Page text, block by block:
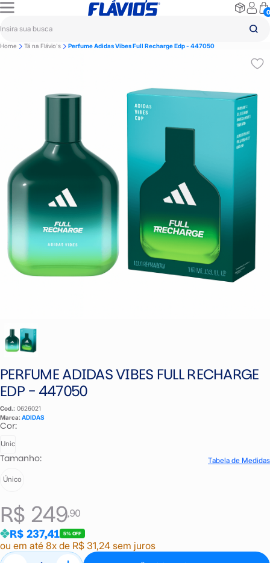
0
Home Tá na Flávio's Perfume Adidas Vibes Full Recharge Edp - 447050
PERFUME ADIDAS VIBES FULL RECHARGE
EDP - 447050
Cod.: 0626021
Marca: ADIDAS
R$ 249,90
R$ 237,41 5% OFF
ou em até 8x de R$ 31,24 sem juros
Cor:
Unic
Tamanho: Tabela de Medidas
Único